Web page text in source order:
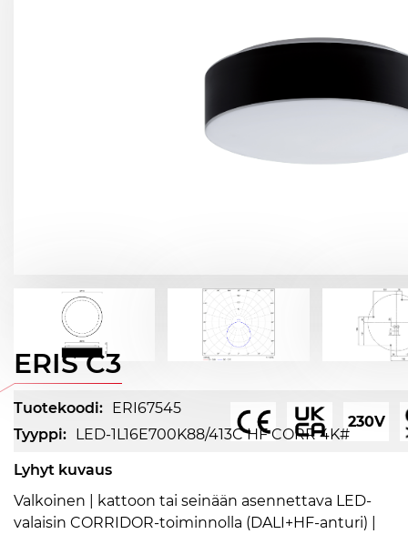
ERIS C3
Tuotekoodi: ERI67545
Tyyppi: LED-1L16E700K88/413C HF CORR 4K#
Lyhyt kuvaus
Valkoinen | kattoon tai seinään asennettava LED-
valaisin CORRIDOR-toiminnolla (DALI+HF-anturi) |
230V